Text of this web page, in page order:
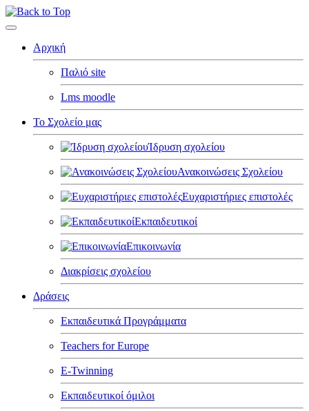
Αρχική
Παλιό site
Lms moodle
Το Σχολείο μας
Ίδρυση σχολείου
Ανακοινώσεις Σχολείου
Ευχαριστήριες επιστολές
Εκπαιδευτικοί
Επικοινωνία
Διακρίσεις σχολείου
Δράσεις
Εκπαιδευτικά Προγράμματα
Teachers for Europe
E-Twinning
Εκπαιδευτικοί όμιλοι